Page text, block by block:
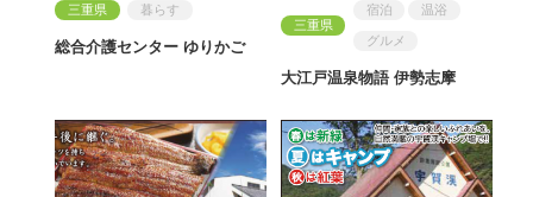
三重県 暮らす
総合介護センター ゆりかご
三重県
宿泊 温浴
グルメ
大江戸温泉物語 伊勢志摩